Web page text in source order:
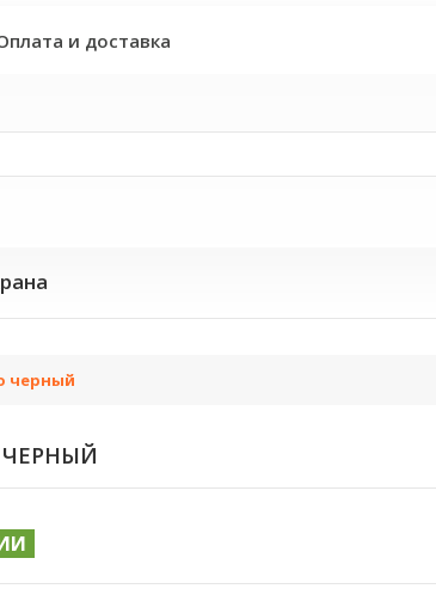
и доставка
черный